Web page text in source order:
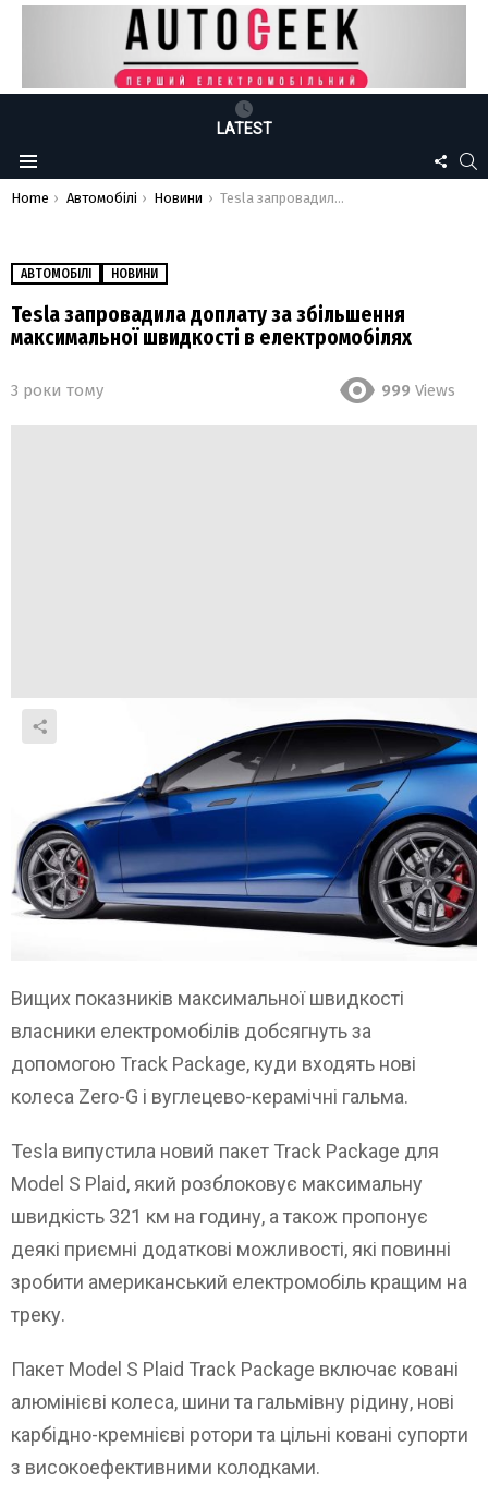
LATEST
Menu
US
You are here:
Home Автомобілі Новини Tesla запровадила доплату за збільшення максимальної швидкості в електромобілях
АВТОМОБІЛІ НОВИНИ
Tesla запровадила доплату за збільшення
максимальної швидкості в електромобілях
3 роки тому 999 Views
Вищих показників максимальної швидкості
власники електромобілів добсягнуть за
допомогою Track Package, куди входять нові
колеса Zero-G і вуглецево-керамічні гальма.
Tesla випустила новий пакет Track Package для
Model S Plaid, який розблоковує максимальну
швидкість 321 км на годину, а також пропонує
деякі приємні додаткові можливості, які повинні
зробити американський електромобіль кращим на
треку.
Пакет Model S Plaid Track Package включає ковані
алюмінієві колеса, шини та гальмівну рідину, нові
карбідно-кремнієві ротори та цільні ковані супорти
з високоефективними колодками.